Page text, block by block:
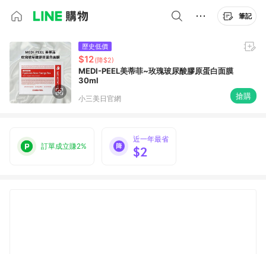
筆記
歷史低價
$12(降$2)
MEDI-PEEL美蒂菲~玫瑰玻尿酸膠原蛋白面膜
30ml
小三美日官網 搶購
訂單成立賺2%
近一年最省
$2